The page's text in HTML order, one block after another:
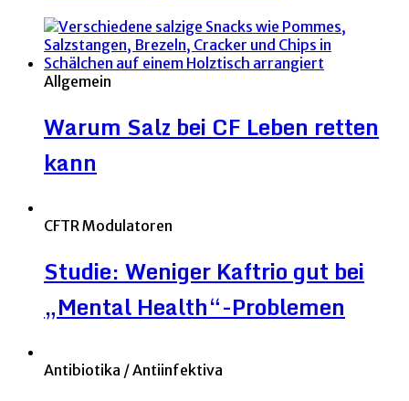
Allgemein
Warum Salz bei CF Leben retten
kann
CFTR Modulatoren
Studie: Weniger Kaftrio gut bei
„Mental Health“-Problemen
Antibiotika / Antiinfektiva